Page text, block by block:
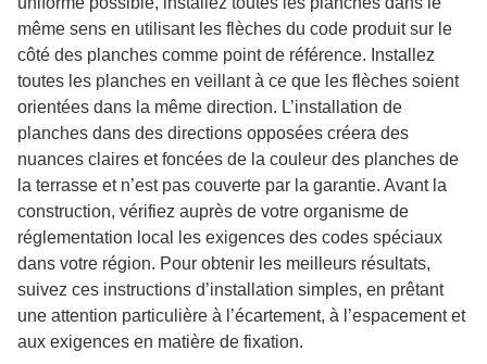
même sens en utilisant les flèches du code produit sur le
côté des planches comme point de référence. Installez
toutes les planches en veillant à ce que les flèches soient
orientées dans la même direction. L’installation de
planches dans des directions opposées créera des
nuances claires et foncées de la couleur des planches de
la terrasse et n’est pas couverte par la garantie. Avant la
construction, vérifiez auprès de votre organisme de
réglementation local les exigences des codes spéciaux
dans votre région. Pour obtenir les meilleurs résultats,
suivez ces instructions d’installation simples, en prêtant
une attention particulière à l’écartement, à l’espacement et
aux exigences en matière de fixation.